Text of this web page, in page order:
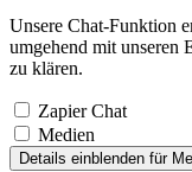
Unsere Chat-Funktion
umgehend mit unseren
zu klären.
Zapier Chat
Medien
Details einblenden für